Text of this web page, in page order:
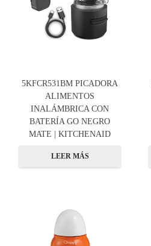
5KFCR531BM PICADORA
ALIMENTOS
INALÁMBRICA CON
BATERÍA GO NEGRO
MATE | KITCHENAID
LEER MÁS